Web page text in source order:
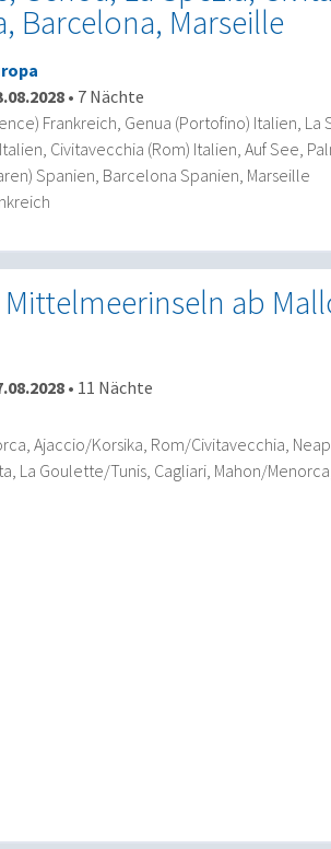
Barcelona, Marseille
• 7 Nächte
Frankreich, Genua (Portofino) Italien, La
Civitavecchia (Rom) Italien, Auf See,
Spanien, Barcelona Spanien, Marseille
Mittelmeerinseln ab
• 11 Nächte
Ajaccio/Korsika, Rom/Civitavecchia,
La Goulette/Tunis, Cagliari, Mahon/